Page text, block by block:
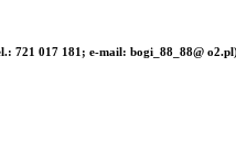
721 017 181; e-mail: bogi_88_88@